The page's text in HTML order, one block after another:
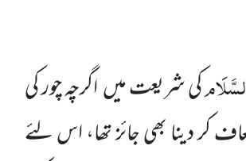
کی شریعت میں اگرچہ چور کی
کر دینا بھی جائز تھا، اس لئے